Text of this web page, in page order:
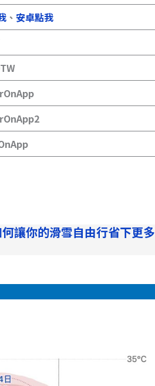
、 安卓點我
讓你的滑雪自由行省下更多